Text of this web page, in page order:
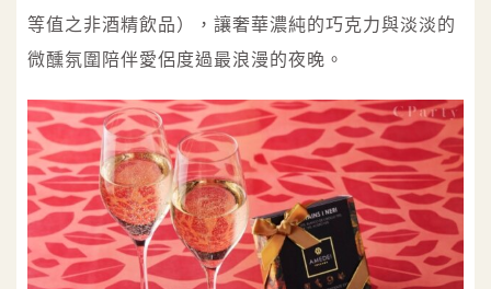
等值之非酒精飲品），讓奢華濃純的巧克力與淡淡的
微醺氛圍陪伴愛侶度過最浪漫的夜晚。